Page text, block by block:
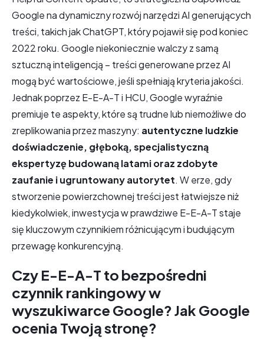
Google na dynamiczny rozwój narzędzi AI generujących
treści, takich jak ChatGPT, który pojawił się pod koniec
2022 roku. Google niekoniecznie walczy z samą
sztuczną inteligencją – treści generowane przez AI
mogą być wartościowe, jeśli spełniają kryteria jakości.
Jednak poprzez E-E-A-T i HCU, Google wyraźnie
premiuje te aspekty, które są trudne lub niemożliwe do
zreplikowania przez maszyny: autentyczne ludzkie
doświadczenie, głęboką, specjalistyczną
ekspertyzę budowaną latami oraz zdobyte
zaufanie i ugruntowany autorytet. W erze, gdy
stworzenie powierzchownej treści jest łatwiejsze niż
kiedykolwiek, inwestycja w prawdziwe E-E-A-T staje
się kluczowym czynnikiem różnicującym i budującym
przewagę konkurencyjną.
Czy E-E-A-T to bezpośredni
czynnik rankingowy w
wyszukiwarce Google? Jak Google
ocenia Twoją stronę?